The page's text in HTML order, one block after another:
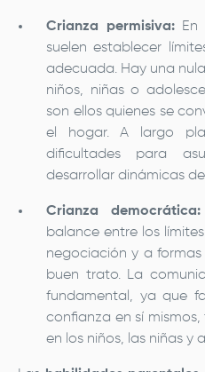
Crianza permisiva:En
suelen establecer
adecuada. Hay una
niños, niñas o
son ellos quienes se
el hogar. A largo
dificultades para
desarrollar dinámicas
Crianza democrática:
balance entre los
negociación y a
buen trato. La
fundamental, ya que
confianza en sí
en los niños, las niñas y